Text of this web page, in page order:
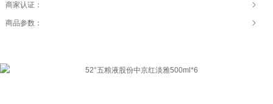
商家认证：
商品参数：